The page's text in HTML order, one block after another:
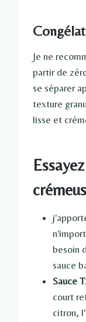
Je ne
partir de
se séparer
texture
lisse et
besoin
sauce
Sauce
court
citron,